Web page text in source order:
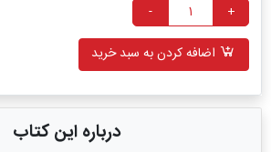
+
-
اضافه کردن به سبد خرید
درباره این کتاب